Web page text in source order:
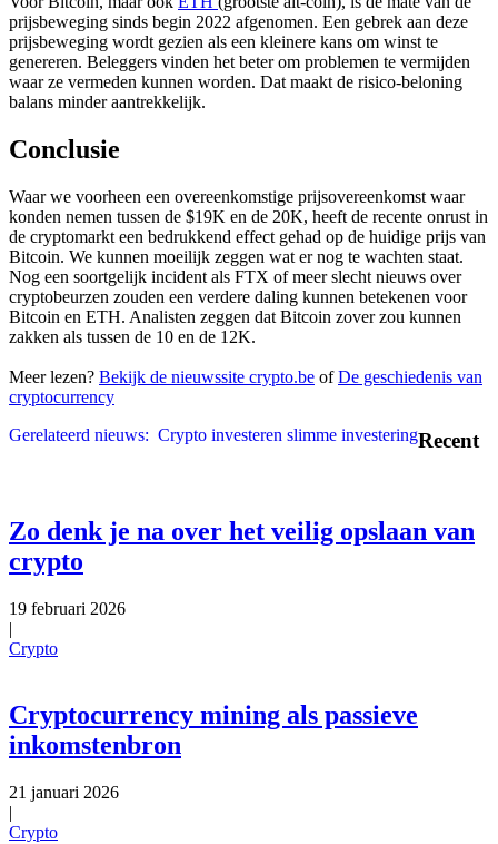
prijsbeweging sinds begin 2022 afgenomen. Een gebrek aan deze
prijsbeweging wordt gezien als een kleinere kans om winst te
genereren. Beleggers vinden het beter om problemen te vermijden
waar ze vermeden kunnen worden. Dat maakt de risico-beloning
balans minder aantrekkelijk.
Conclusie
Waar we voorheen een overeenkomstige prijsovereenkomst waar
konden nemen tussen de $19K en de 20K, heeft de recente onrust in
de cryptomarkt een bedrukkend effect gehad op de huidige prijs van
Bitcoin. We kunnen moeilijk zeggen wat er nog te wachten staat.
Nog een soortgelijk incident als FTX of meer slecht nieuws over
cryptobeurzen zouden een verdere daling kunnen betekenen voor
Bitcoin en ETH. Analisten zeggen dat Bitcoin zover zou kunnen
zakken als tussen de 10 en de 12K.
Meer lezen? Bekijk de nieuwssite crypto.be ofDe geschiedenis van
cryptocurrency
Gerelateerd nieuws: Crypto investeren slimme investeringRecent
Zo denk je na over het veilig opslaan van
crypto
19 februari 2026
|
Crypto
Cryptocurrency mining als passieve
inkomstenbron
21 januari 2026
|
Crypto